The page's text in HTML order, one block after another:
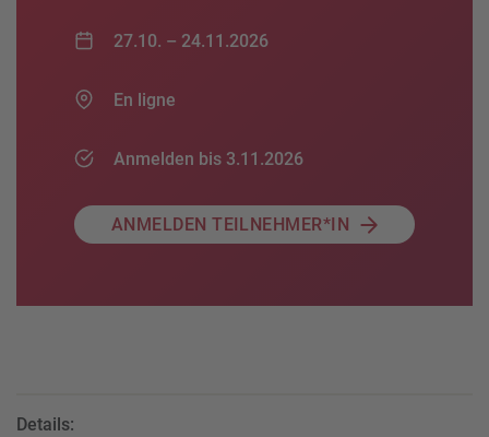
27.10. – 24.11.2026
En ligne
Anmelden bis 3.11.2026
ANMELDEN TEILNEHMER*IN
Details: